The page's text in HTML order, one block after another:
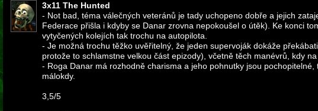
3x11 The Hunted
- Not bad, téma válečných veteránů je tady uchopeno dobře a jejich
Federace přišla i kdyby se Danar zrovna nepokoušel o útěk). Ke konci
vytyčených kolejích tak trochu na autopilota.
- Je možná trochu těžko uvěřitelný, že jeden supervoják dokáže
protože to schlamstne velkou část epizody), včetně těch manévrů, kdy
- Roga Danar má rozhodně charisma a jeho pohnutky jsou
málokdy.
3,5/5